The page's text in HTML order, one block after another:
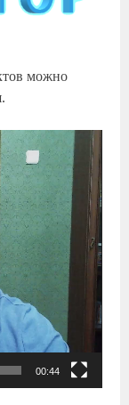
можно
.
00:44